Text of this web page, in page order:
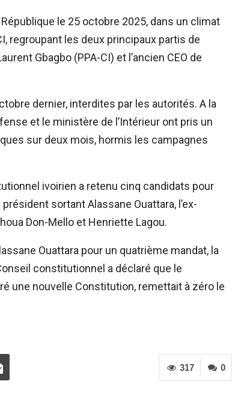
le 25 octobre 2025, dans un climat
regroupant les deux principaux partis de
Gbagbo (PPA-CI) et l’ancien CEO de
dernier, interdites par les autorités. A la
et le ministère de l’Intérieur ont pris un
sur deux mois, hormis les campagnes
ivoirien a retenu cinq candidats pour
sortant Alassane Ouattara, l’ex-
Don-Mello et Henriette Lagou.
Ouattara pour un quatrième mandat, la
constitutionnel a déclaré que le
une nouvelle Constitution, remettait à zéro le
0
317